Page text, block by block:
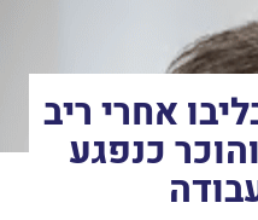
אחרי ריב
כנפגע